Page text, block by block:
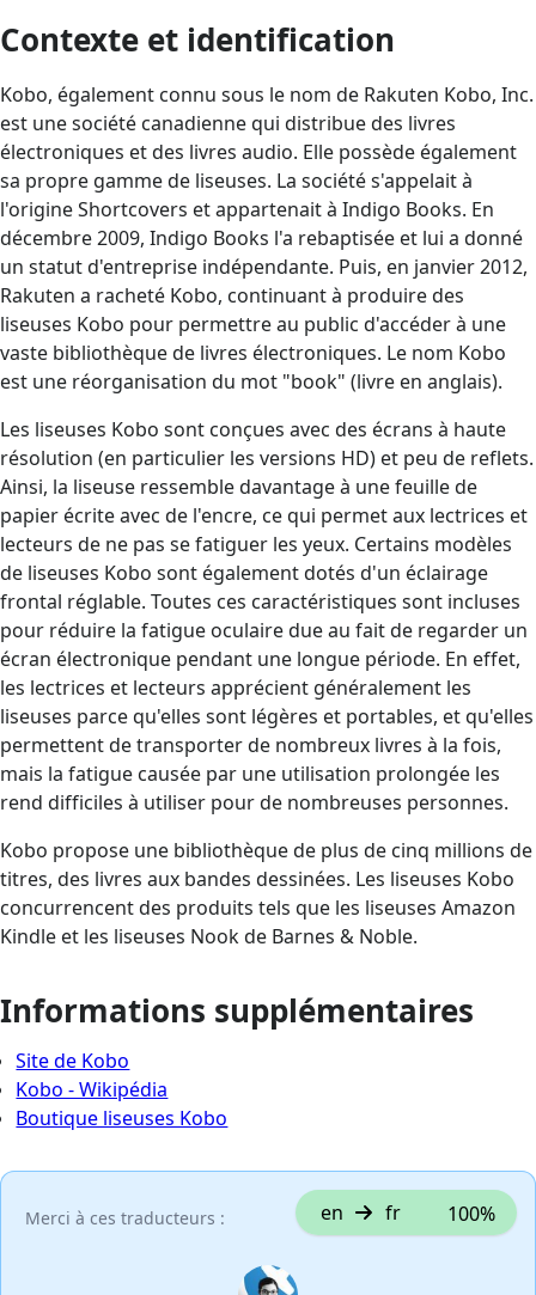
Contexte et identification
Kobo, également connu sous le nom de Rakuten Kobo, Inc.
est une société canadienne qui distribue des livres
électroniques et des livres audio. Elle possède également
sa propre gamme de liseuses. La société s'appelait à
l'origine Shortcovers et appartenait à Indigo Books. En
décembre 2009, Indigo Books l'a rebaptisée et lui a donné
un statut d'entreprise indépendante. Puis, en janvier 2012,
Rakuten a racheté Kobo, continuant à produire des
liseuses Kobo pour permettre au public d'accéder à une
vaste bibliothèque de livres électroniques. Le nom Kobo
est une réorganisation du mot "book" (livre en anglais).
Les liseuses Kobo sont conçues avec des écrans à haute
résolution (en particulier les versions HD) et peu de reflets.
Ainsi, la liseuse ressemble davantage à une feuille de
papier écrite avec de l'encre, ce qui permet aux lectrices et
lecteurs de ne pas se fatiguer les yeux. Certains modèles
de liseuses Kobo sont également dotés d'un éclairage
frontal réglable. Toutes ces caractéristiques sont incluses
pour réduire la fatigue oculaire due au fait de regarder un
écran électronique pendant une longue période. En effet,
les lectrices et lecteurs apprécient généralement les
liseuses parce qu'elles sont légères et portables, et qu'elles
permettent de transporter de nombreux livres à la fois,
mais la fatigue causée par une utilisation prolongée les
rend difficiles à utiliser pour de nombreuses personnes.
Kobo propose une bibliothèque de plus de cinq millions de
titres, des livres aux bandes dessinées. Les liseuses Kobo
concurrencent des produits tels que les liseuses Amazon
Kindle et les liseuses Nook de Barnes & Noble.
Informations supplémentaires
Site de Kobo
Kobo - Wikipédia
Boutique liseuses Kobo
Merci à ces traducteurs : en fr 100%